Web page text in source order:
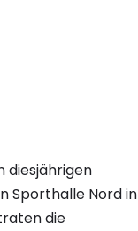
diesjährigen
Sporthalle Nord in
die